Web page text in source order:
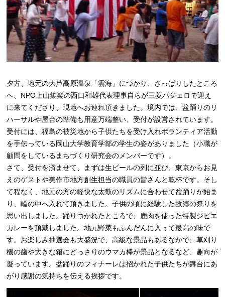
夕方、地元の大芦高原温泉「雲海」につかり、さっぱりしたところ
へ、NPO上山集楽の西口和雄代表理事自らが三菱パジェロで迎え
に来てくださり、現地へお連れ頂きました。境内では、盆踊りのリ
ハーサルや屋台の準備も用意万端整い、受付が設営されています。
受付には、福島の被災地から子供たちを受け入れボランティア活動
を手伝っている岡山大学教育学部の学生の姿がありました（小職が
顧問をしているまちづくり研究会のメンバーです）。
さて、受付を済ませて、まずは生ビールの列に並び、東京からお見
えのゲストや美作市地方創生担当の職員の皆さんと乾杯です。そし
て程なく、地元の方の軽快な太鼓のリズムに合わせて盆踊りが始ま
り、輪の中へ入れて頂きました。子供の頃に経験した故郷の祭りを
思い出しました。踊りつかれたところで、鹿肉を使った特製ジビエ
カレーを頂戴しました。地元野菜もふんだんに入って最高の味で
す。お楽しみ抽選会も大盛況で、高級な景品もあるなかで、草刈り
機の歯や大きな箱にどっさりのウマカ棒が景品となるなど、趣向が
凝っています。盆踊りのフィナーレは招かれた子供たちが舞台にあ
がり感謝の気持ちを伝える挨拶です。